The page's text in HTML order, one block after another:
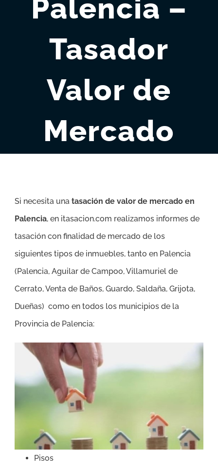
Palencia –
Tasador
Valor de
Mercado
Si necesita una tasación de valor de mercado en
Palencia, en itasacion.com realizamos informes de
tasación con finalidad de mercado de los
siguientes tipos de inmuebles, tanto en Palencia
(Palencia, Aguilar de Campoo, Villamuriel de
Cerrato, Venta de Baños, Guardo, Saldaña, Grijota,
Dueñas) como en todos los municipios de la
Provincia de Palencia:
Pisos